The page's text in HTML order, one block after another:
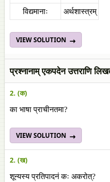
विद्यमानाः
अर्थशास्त्रम्
VIEW SOLUTION
प्रश्नानाम् एकपदेन उत्तराणि
2. (क)
का भाषा प्राचीनतमा?
VIEW SOLUTION
2. (ख)
शून्यस्य प्रतिपादनं कः अकरोत्?